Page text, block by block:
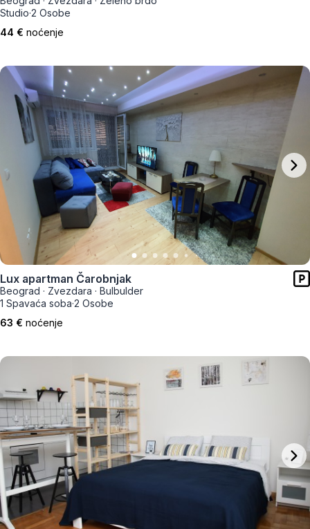
Studio·2 Osobe
44 € noćenje
Lux apartman Čarobnjak
Beograd · Zvezdara · Bulbulder
1 Spavaća soba·2 Osobe
63 € noćenje